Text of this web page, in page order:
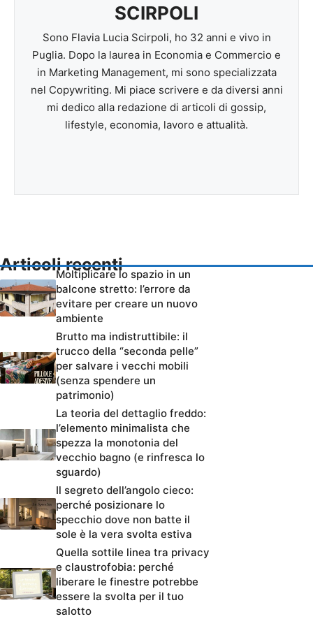
SCIRPOLI
Sono Flavia Lucia Scirpoli, ho 32 anni e vivo in
Puglia. Dopo la laurea in Economia e Commercio e
in Marketing Management, mi sono specializzata
nel Copywriting. Mi piace scrivere e da diversi anni
mi dedico alla redazione di articoli di gossip,
lifestyle, economia, lavoro e attualità.
Articoli recenti
Moltiplicare lo spazio in un
balcone stretto: l’errore da
evitare per creare un nuovo
ambiente
Brutto ma indistruttibile: il
trucco della “seconda pelle”
per salvare i vecchi mobili
(senza spendere un
patrimonio)
La teoria del dettaglio freddo:
l’elemento minimalista che
spezza la monotonia del
vecchio bagno (e rinfresca lo
sguardo)
Il segreto dell’angolo cieco:
perché posizionare lo
specchio dove non batte il
sole è la vera svolta estiva
Quella sottile linea tra privacy
e claustrofobia: perché
liberare le finestre potrebbe
essere la svolta per il tuo
salotto